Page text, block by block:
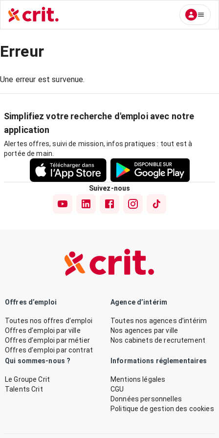
Erreur
Une erreur est survenue.
Simplifiez votre recherche d'emploi avec notre
application
Alertes offres, suivi de mission, infos pratiques : tout est à
portée de main.
Suivez-nous
Offres d’emploi
Toutes nos offres d’emploi
Offres d’emploi par ville
Offres d’emploi par métier
Offres d’emploi par contrat
Agence d’intérim
Toutes nos agences d’intérim
Nos agences par ville
Nos cabinets de recrutement
Qui sommes-nous ?
Le Groupe Crit
Talents Crit
Informations réglementaires
Mentions légales
CGU
Données personnelles
Politique de gestion des cookies